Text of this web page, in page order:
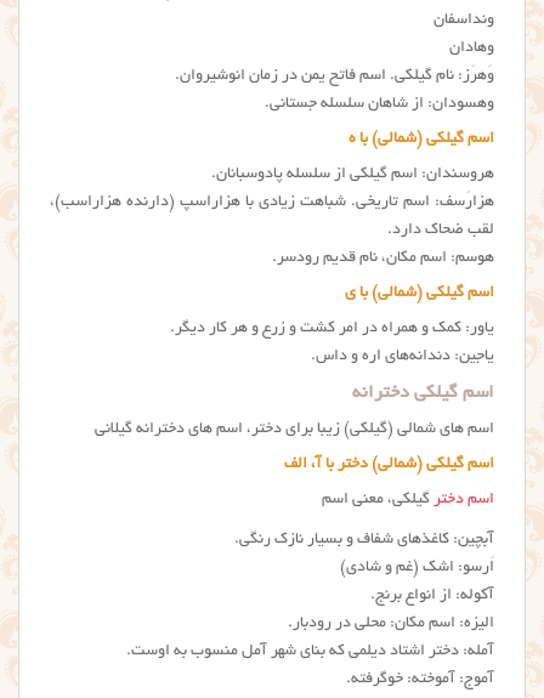
ونداسفان
وهادان
وَهرَز: نام گيلكي. اسم فاتح یمن در زمان انوشیروان.
وهسودان: از شاهان سلسله جستانی.
اسم گیلکی (شمالی) با ه
هروسندان: اسم گيلكي از سلسله پادوسبانان.
هزارَسف: اسم تاریخی. شباهت زیادی با هزاراسپ (دارنده هزاراسب)،
لقب ضحاک دارد.
هوسم: اسم مکان، نام قدیم رودسر.
اسم گیلکی (شمالی) با ی
یاور: کمک و همراه در امر کشت و زرع و هر کار دیگر.
یاجین: دندانه‌های اره و داس.
اسم گیلکی دخترانه
اسم های شمالی (گیلکی) زیبا برای دختر، اسم های دخترانه گیلانی
اسم گیلکی (شمالی) دختر با آ، الف
اسم دختر گیلکی، معنی اسم
آبچین: کاغذهای شفاف و بسیار نازک رنگی.
اَرسو: اشک (غم و شادی)
آکوله: از انواع برنج.
الیزه: اسم مکان: محلی در رودبار.
آمله: دختر اشتاد دیلمی که بنای شهر آمل منسوب به اوست.
آموج: آموخته: خوگرفته.